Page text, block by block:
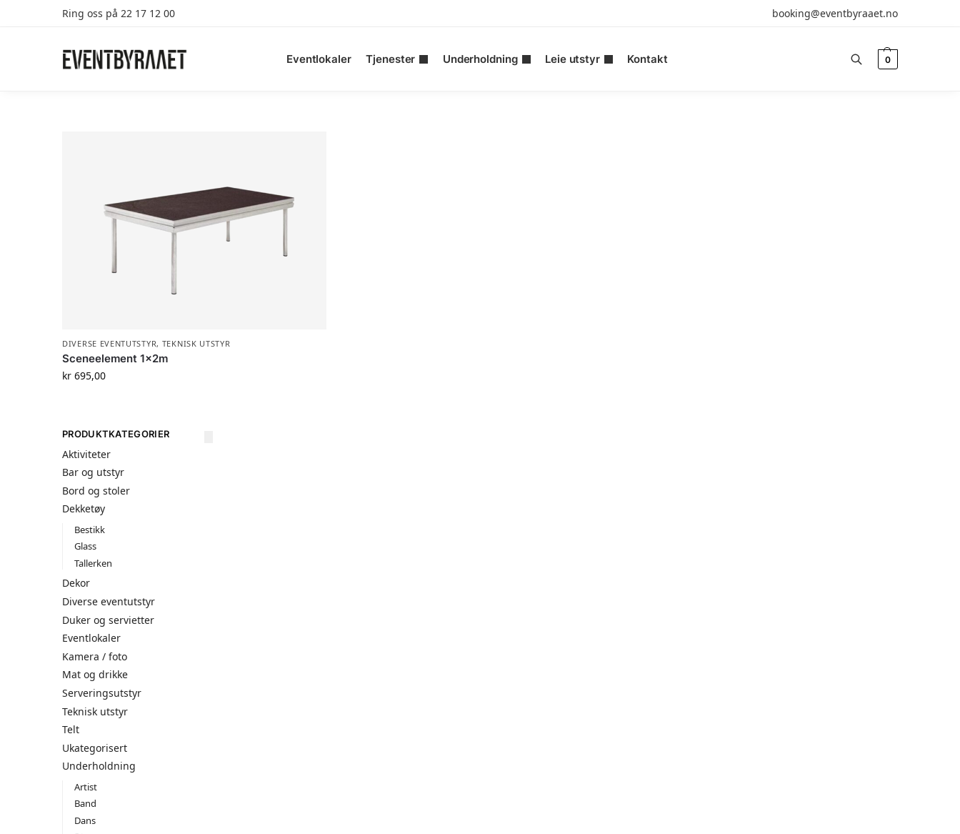
Ring oss på 22 17 12 00 booking@eventbyraaet.no
Eventlokaler Tjenester Underholdning Leie utstyr Kontakt
Search
0
DIVERSE EVENTUTSTYR, TEKNISK UTSTYR
Sceneelement 1x2m
kr 695,00
PRODUKTKATEGORIER
Aktiviteter
Bar og utstyr
Bord og stoler
Dekketøy
Bestikk
Glass
Tallerken
Dekor
Diverse eventutstyr
Duker og servietter
Eventlokaler
Kamera / foto
Mat og drikke
Serveringsutstyr
Teknisk utstyr
Telt
Ukategorisert
Underholdning
Artist
Band
Dans